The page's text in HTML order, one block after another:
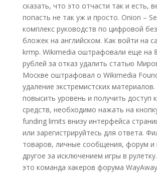
сказать, что это отчасти так и есть,
попасть не так уж и просто. Onion –
комплекс руководств по цифровой
бложек на английском. Как войти на
krmp. Wikimedia оштрафовали еще на
рублей за отказ удалить статью
Москве оштрафовал о Wikimedia
удаление экстремистских
повысить уровень и получить доступ
средств, необходимо нажать на
funding limits внизу интерфейса
или зарегистрируйтесь для ответа.
товаров, личные сообщения, форум и
другое за исключением игры в
это команда хакеров форума